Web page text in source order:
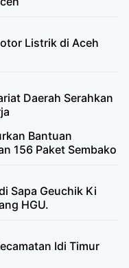
Listrik di Aceh
Daerah Serahkan
Bantuan
156 Paket Sembako
Sapa Geuchik Ki
HGU.
Idi Timur